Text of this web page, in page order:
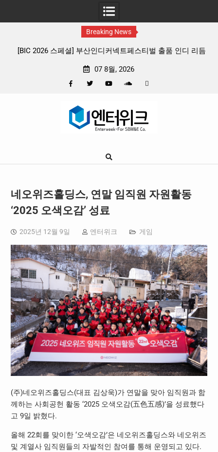
Breaking News
벌 출품 인디 리듬
판타지 케이팝 애니메이션 ‘고스트밴드’ 8월
07 8월, 2026
Google
네오위즈홀딩스, 연말 임직원 자원활동
‘2025 오색오감’ 성료
2025년 12월 9일 엔터위크 게임
(주)네오위즈홀딩스(대표 김상욱)가 연말을 맞아 임직원과 함
께하는 사회공헌 활동 ‘2025 오색오감(五色五感)’을 성료했다
고 9일 밝혔다.
올해 22회를 맞이한 ‘오색오감’은 네오위즈홀딩스와 네오위즈
및 계열사 임직원들의 자발적인 참여를 통해 운영되고 있다.